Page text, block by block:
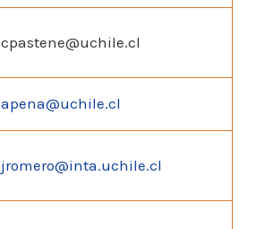
cpastene@uchile.cl
apena@uchile.cl
jromero@inta.uchile.cl